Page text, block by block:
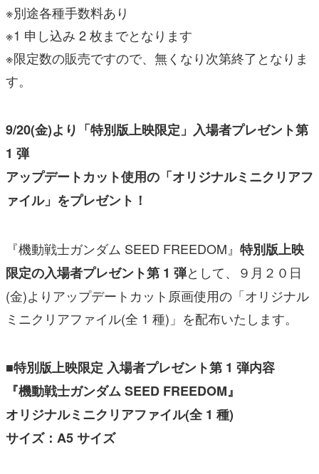
※別途各種手数料あり
※1 申し込み 2 枚までとなります
※限定数の販売ですので、無くなり次第終了となりま
す。
9/20(金)より「特別版上映限定」入場者プレゼント第
1 弾
アップデートカット使用の「オリジナルミニクリアフ
ァイル」をプレゼント！
『機動戦士ガンダム SEED FREEDOM』 特別版上映
限定の入場者プレゼント第 1 弾として、９月２０日
(金)よりアップデートカット原画使用の「オリジナル
ミニクリアファイル(全 1 種)」を配布いたします。
■特別版上映限定 入場者プレゼント第 1 弾内容
『機動戦士ガンダム SEED FREEDOM』
オリジナルミニクリアファイル(全 1 種)
サイズ：A5 サイズ